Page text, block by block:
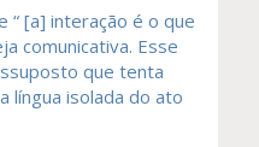
“ [a] interação é o que
comunicativa. Esse
que tenta
língua isolada do ato